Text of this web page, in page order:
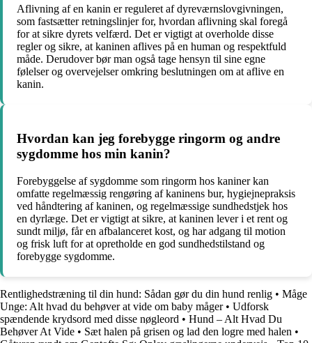
Aflivning af en kanin er reguleret af dyreværnslovgivningen,
som fastsætter retningslinjer for, hvordan aflivning skal foregå
for at sikre dyrets velfærd. Det er vigtigt at overholde disse
regler og sikre, at kaninen aflives på en human og respektfuld
måde. Derudover bør man også tage hensyn til sine egne
følelser og overvejelser omkring beslutningen om at aflive en
kanin.
Hvordan kan jeg forebygge ringorm og andre
sygdomme hos min kanin?
Forebyggelse af sygdomme som ringorm hos kaniner kan
omfatte regelmæssig rengøring af kaninens bur, hygiejnepraksis
ved håndtering af kaninen, og regelmæssige sundhedstjek hos
en dyrlæge. Det er vigtigt at sikre, at kaninen lever i et rent og
sundt miljø, får en afbalanceret kost, og har adgang til motion
og frisk luft for at opretholde en god sundhedstilstand og
forebygge sygdomme.
Rentlighedstræning til din hund: Sådan gør du din hund renlig • Måge
Unge: Alt hvad du behøver at vide om baby måger• Udforsk
spændende krydsord med disse nøgleord • Hund – Alt Hvad Du
Behøver At Vide • Sæt halen på grisen og lad den logre med halen •